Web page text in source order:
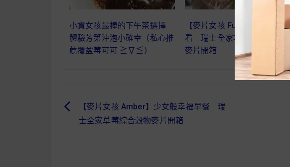
小資女孩最棒的下午茶選擇
體驗芳第沖泡小確幸（私心推
薦覆盆莓可可 ≧∇≦）
【麥片女孩 Fun】愛可可人必
看 瑞士全家巧克力綜合穀物
麥片開箱
文
【麥片女孩 Amber】少女般幸福早餐 瑞
士全家草莓綜合穀物麥片開箱